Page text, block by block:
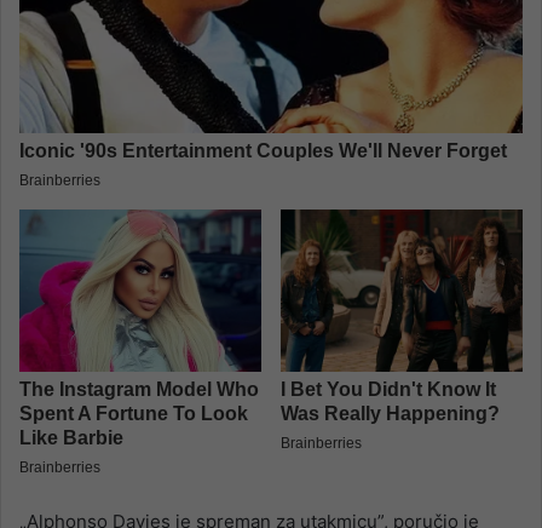
„Alphonso Davies je spreman za utakmicu”, poručio je